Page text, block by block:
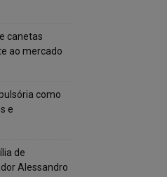
canetas
ao mercado
como
e
de
Alessandro